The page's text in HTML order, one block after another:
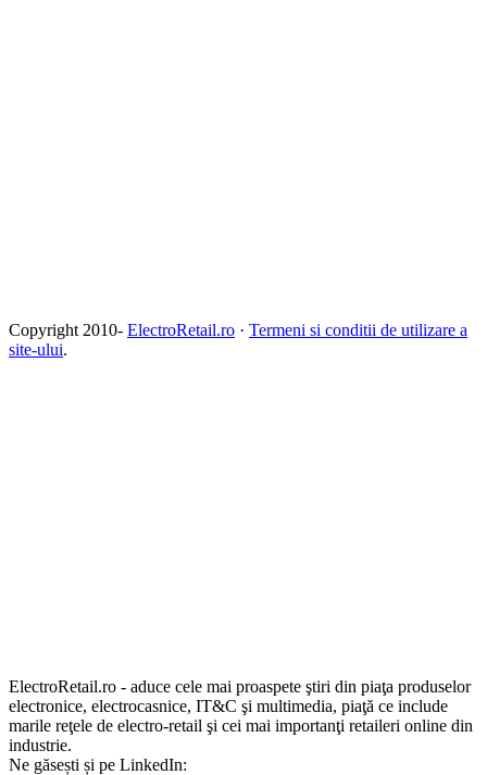
Copyright 2010- ElectroRetail.ro · Termeni si conditii de utilizare a
site-ului.
ElectroRetail.ro - aduce cele mai proaspete ştiri din piaţa produselor
electronice, electrocasnice, IT&C şi multimedia, piaţă ce include
marile reţele de electro-retail şi cei mai importanţi retaileri online din
industrie.
Ne găsești și pe LinkedIn: